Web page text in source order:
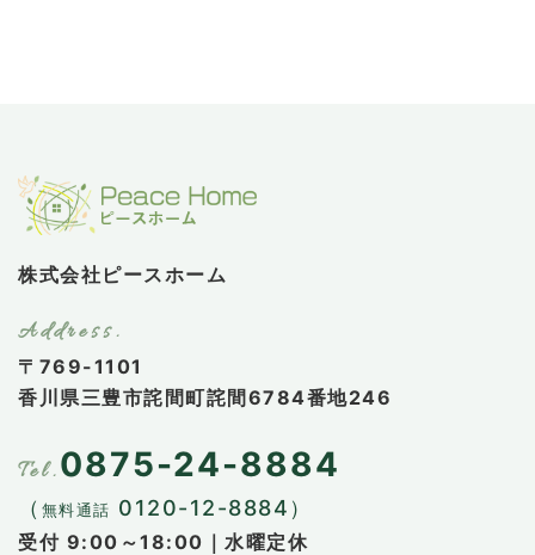
株式会社ピースホーム
〒769-1101
香川県三豊市詫間町詫間6784番地246
0875-24-8884
（ 無料通話 0120-12-8884）
受付 9:00～18:00｜水曜定休